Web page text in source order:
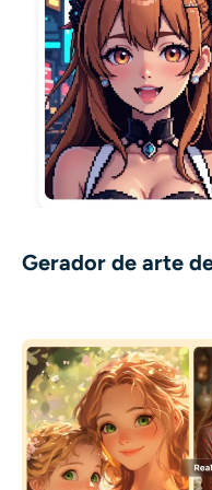
Gerador de arte